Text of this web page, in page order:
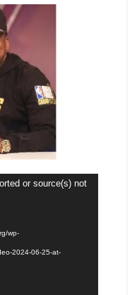
or source(s) not
wp-
2024-06-25-at-